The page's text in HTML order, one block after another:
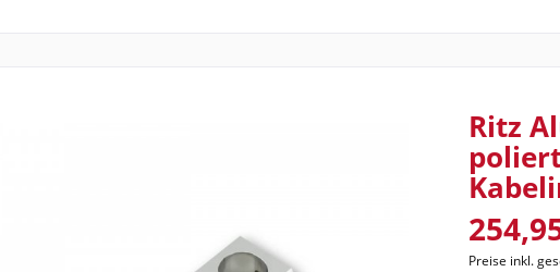
Ritz
Preise inkl.